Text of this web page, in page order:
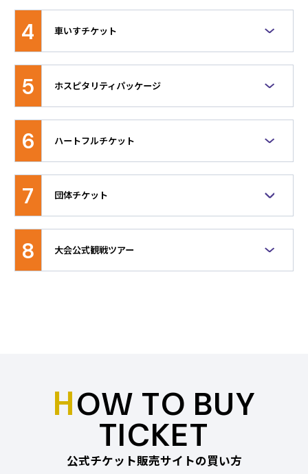
【開催地域にお住まいの皆様必見！】観戦チケッ
トを先行販売します！
応援ID登録開始！
時にお得なチケットです。15歳未満の方が15歳以上の
方と一緒にご観戦の際は、15歳以上の方は一般チケッ
トの最下位席種をご購入ください（例：バスケットボ
ールの場合、15歳以上の方はB席一般チケットを、3
歳～14歳の方は子供料金チケットをご購入くださ
り）セッション開催日時点で3歳未満の未就学児は、
保護者の方の膝上での観戦に限り無料です（席が必要
な場合はチケットが必要です）。最下位席種以外の席
チケットをお買い求めください。
障害者手帳のお持ちの方およびその同伴者の方を対象
とした割引チケットです。入場時に障害者手帳を確認
させていただきます。各競技種目の最下位席種に、障
害者料金チケットを設定。最下位席種以外の席種をご
希望の場合、障害者手帳をお持ちの方も一般料金のチ
なります。（一部例外有り）同伴者の方は、障害者手
帳をお持ちの方と同時にご入場・ご退場いただきま
す。別々に分かれての入退場はできません。
ただくことはできません。車いすをご利用の方は、車
いす席をお買い求めください。
4 車いすチケット
車いすを使用される方およびその同伴者の方(1名に限
ョンで車いす席をご用意しています。価格は、車いす
を使用されるご本人様は車いすチケット料金（同伴者
１名分の料金も含む。同伴者席は車いす席に隣接する
る方と同時にご入場・ご退場いただきます。別々に分
かれての入退場はできません。
なお、価格は、チケッティングガイド10ページを参照
してください。
▶︎チケッティングガイド
5 ホスピタリティパッケージ
本大会をより深くお楽しみいただける「特別な観戦体
購入できるパッケージなどの商品です。詳細は
こちら
6 ハートフルチケット
65歳以上（セッション開催日時点）の高齢者または障
プ向けの割安な企画チケット。対象者を含め、合計
2〜4枚まで購入可能（最下位席種のみ対象）。
※ハートフルチケットの座席では、車いすをご利用い
ただくことはできません。車いすをご利用の方は、車
いす席をお買い求めください。
7 団体チケット
◆団体販売に関するお問い合わせ
1回のお申し込みが20枚以上の場合に限り、ご予約を
承っております。
日本国内に拠点および銀行口座を有する法人・団体に限
6/30（火）
～
8/10（月）【予定】 アジア競技大会
締め切り
9/10（木）【予定】 アジアパラ競技大
会 締め切り
土日、祝日 8/13.14はお休みとさせていただきます。
愛知・名古屋2026団体チケット事務局（チケットぴ
8 大会公式観戦ツアー
部署：愛知・名古屋2026大会統括室
TEL：052-291-4637
E-mail：asia2026@tobutoptours.co.jp
※団体旅行に限り受付させていただきます。
（7月2日更新）当社の団体旅行用のチケットは完売い
たしました。
HOW TO BUY
TICKET
公式チケット販売サイトの買い方